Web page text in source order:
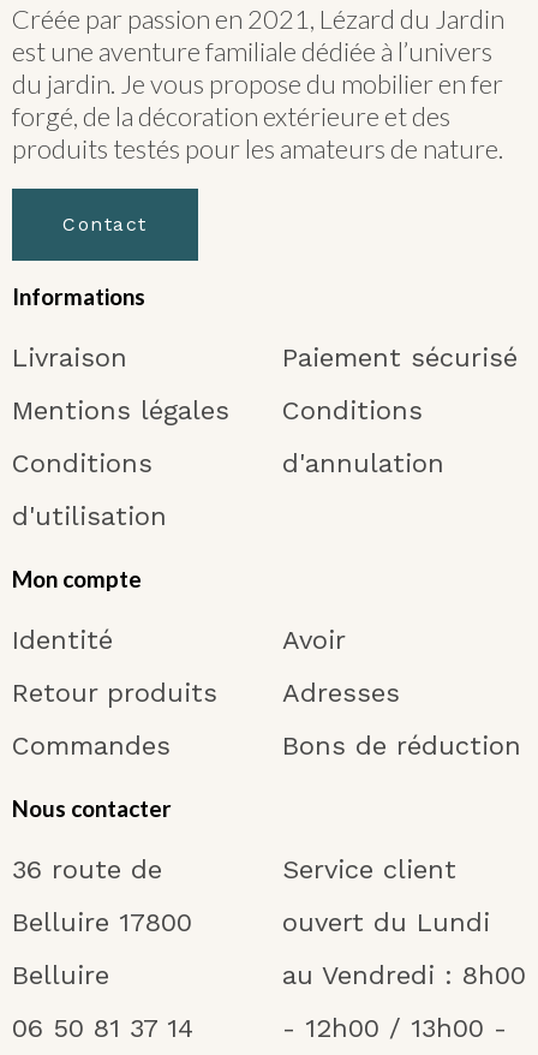
Créée par passion en 2021, Lézard du Jardin
est une aventure familiale dédiée à l’univers
du jardin. Je vous propose du mobilier en fer
forgé, de la décoration extérieure et des
produits testés pour les amateurs de nature.
Contact
Informations
Livraison
Mentions légales
Conditions
d'utilisation
Paiement sécurisé
Conditions
d'annulation
Mon compte
Identité
Retour produits
Commandes
Avoir
Adresses
Bons de réduction
Nous contacter
36 route de
Belluire 17800
Belluire
06 50 81 37 14
Service client
ouvert du Lundi
au Vendredi : 8h00
- 12h00 / 13h00 -